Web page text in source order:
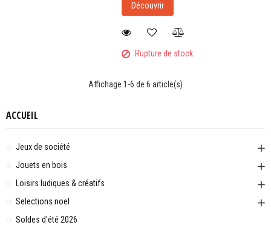
Découvrir
Rupture de stock
Affichage 1-6 de 6 article(s)
ACCUEIL
Jeux de société
Jouets en bois
Loisirs ludiques & créatifs
Selections noel
Soldes d'été 2026